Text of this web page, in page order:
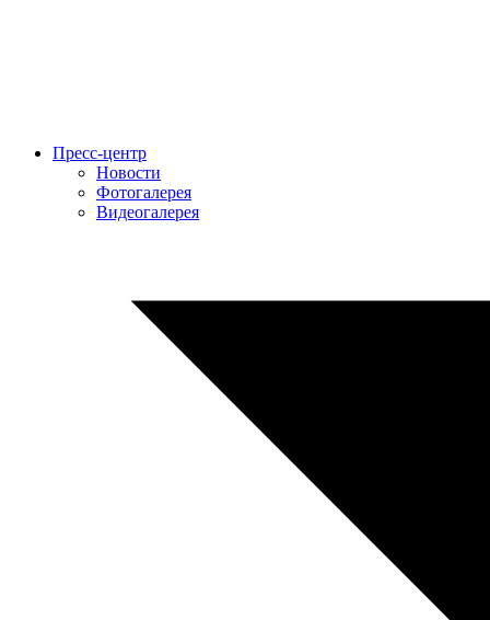
Пресс-центр
Новости
Фотогалерея
Видеогалерея